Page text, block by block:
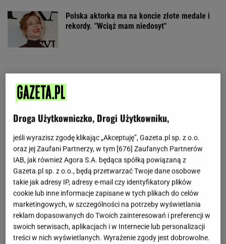
Polska aktorka ma na koncie złote medale i
rekordy. "Wciąż mam niedosyt"
Droga Użytkowniczko, Drogi Użytkowniku,
jeśli wyrazisz zgodę klikając „Akceptuję”, Gazeta.pl sp. z o.o.
oraz jej Zaufani Partnerzy, w tym [676] Zaufanych Partnerów
IAB, jak również Agora S.A. będąca spółką powiązaną z
Gazeta.pl sp. z o.o., będą przetwarzać Twoje dane osobowe
takie jak adresy IP, adresy e-mail czy identyfikatory plików
cookie lub inne informacje zapisane w tych plikach do celów
marketingowych, w szczególności na potrzeby wyświetlania
reklam dopasowanych do Twoich zainteresowań i preferencji w
swoich serwisach, aplikacjach i w Internecie lub personalizacji
treści w nich wyświetlanych. Wyrażenie zgody jest dobrowolne.